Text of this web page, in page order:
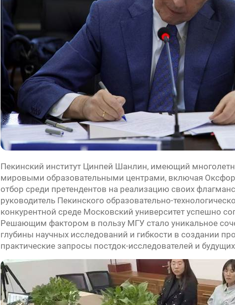
Пекинский институт Цинпей Шанлин, имеющий
мировыми образовательными центрами, включая
отбор среди претендентов на реализацию своих
руководитель Пекинского образовательно-
конкурентной среде Московский университет успешно
Решающим фактором в пользу МГУ стало уникальное
глубины научных исследований и гибкости в создании
практические запросы постдок-исследователей и